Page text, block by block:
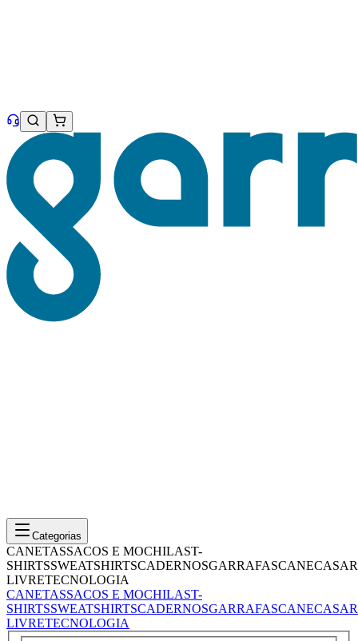
Categorias
CANETASSACOS E MOCHILAST-
SHIRTSSWEATSHIRTSCADERNOSGARRAFASCANECASAR
LIVRETECNOLOGIA
CANETASSACOS E MOCHILAST-
SHIRTSSWEATSHIRTSCADERNOSGARRAFASCANECASAR
LIVRETECNOLOGIA